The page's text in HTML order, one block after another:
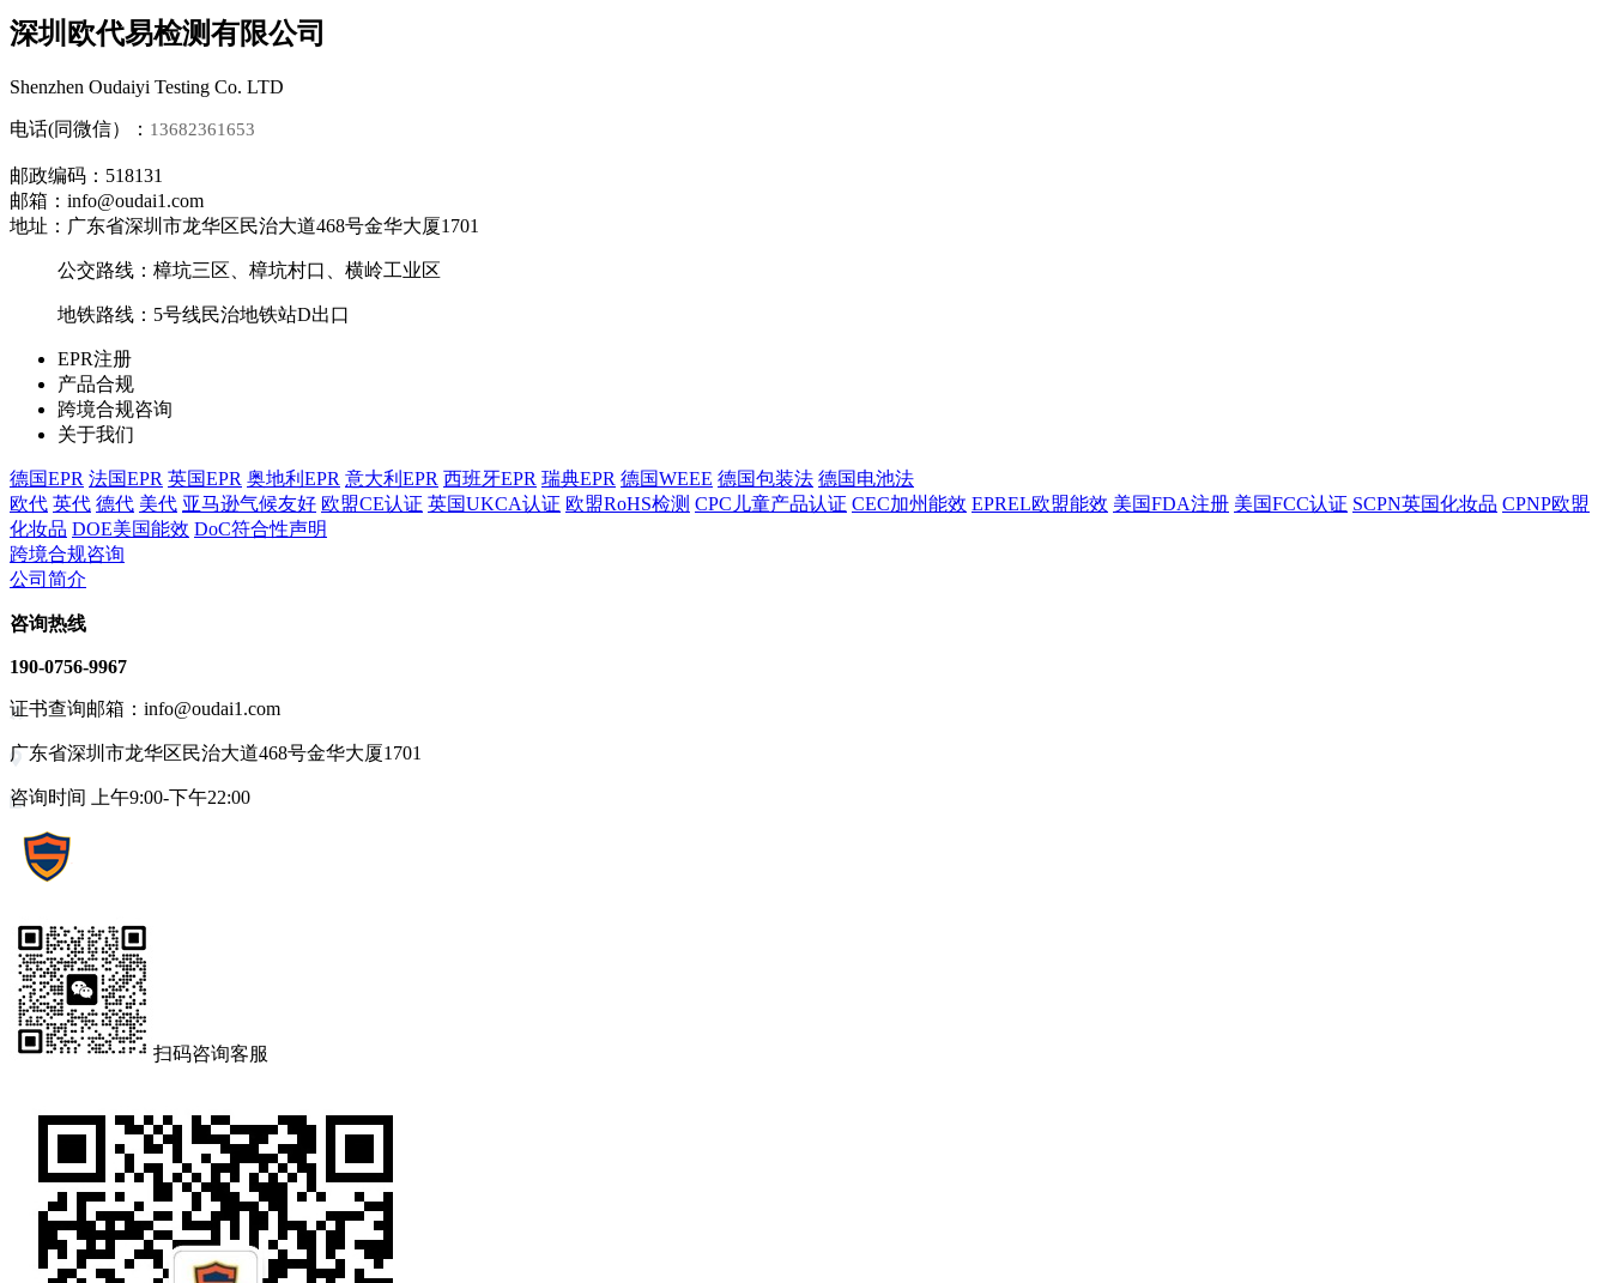
深圳欧代易检测有限公司
Shenzhen Oudaiyi Testing Co. LTD
电话(同微信）： 13682361653
邮政编码：518131
邮箱：info@oudai1.com
地址：广东省深圳市龙华区民治大道468号金华大厦1701
公交路线：樟坑三区、樟坑村口、横岭工业区
地铁路线：5号线民治地铁站D出口
EPR注册
产品合规
跨境合规咨询
关于我们
德国EPR 法国EPR 英国EPR 奥地利EPR 意大利EPR 西班牙EPR 瑞典EPR 德国WEEE 德国包装法 德国电池法
欧代 英代 德代 美代 亚马逊气候友好 欧盟CE认证 英国UKCA认证 欧盟RoHS检测 CPC儿童产品认证 CEC加州能效 EPREL欧盟能效 美国FDA注册 美国FCC认证 SCPN英国化妆品 CPNP欧盟
化妆品 DOE美国能效 DoC符合性声明
跨境合规咨询
公司简介
咨询热线
190-0756-9967
证书查询邮箱：info@oudai1.com
广东省深圳市龙华区民治大道468号金华大厦1701
咨询时间 上午9:00-下午22:00
扫码咨询客服